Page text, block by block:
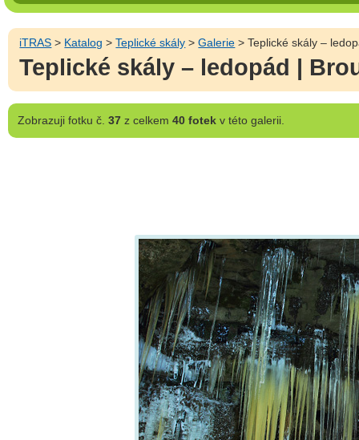
iTRAS > Katalog >Teplické skály >Galerie > Teplické skály –
Teplické skály – ledopád |
Zobrazujifotku č. 37z celkem 40 fotekv této galerii.